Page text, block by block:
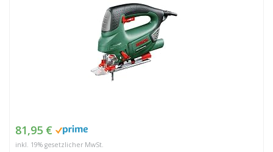
81,95 €
inkl. 19% gesetzlicher MwSt.